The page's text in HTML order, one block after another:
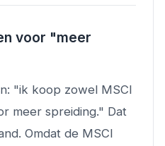
voor "meer
"ik koop zowel MSCI
meer spreiding." Dat
Omdat de MSCI